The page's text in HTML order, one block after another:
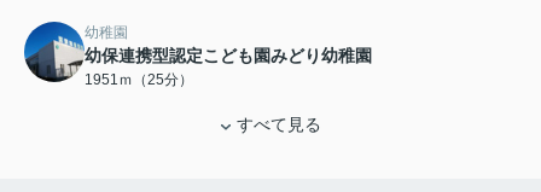
幼稚園
幼保連携型認定こども園みどり幼稚園
1951ｍ（25分）
すべて見る